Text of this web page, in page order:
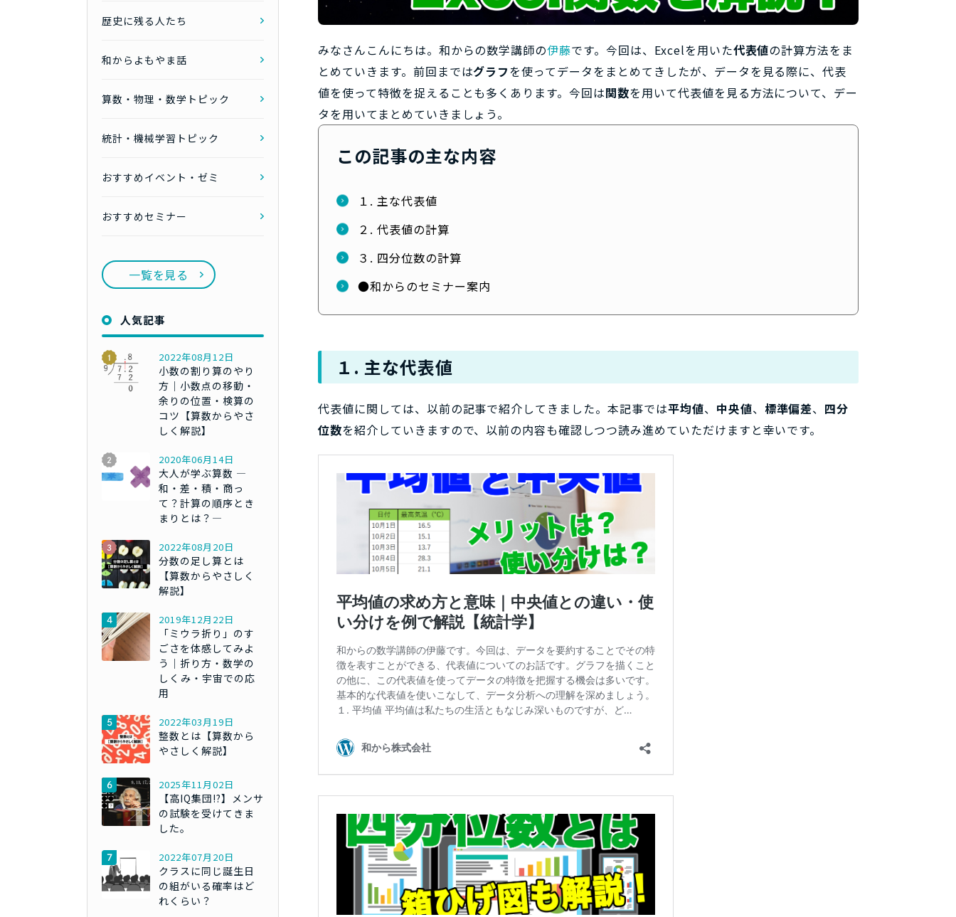
みなさんこんにちは。和からの数学講師の伊藤です。今回は、Excelを用いた代表値の計算方法をま
とめていきます。前回まではグラフを使ってデータをまとめてきしたが、データを見る際に、代表
値を使って特徴を捉えることも多くあります。今回は関数を用いて代表値を見る方法について、デー
タを用いてまとめていきましょう。
この記事の主な内容
１. 主な代表値
２. 代表値の計算
３. 四分位数の計算
●和からのセミナー案内
１. 主な代表値
代表値に関しては、以前の記事で紹介してきました。本記事では平均値、 中央値、 標準偏差、 四分
位数を紹介していきますので、以前の内容も確認しつつ読み進めていただけますと幸いです。
歴史に残る人たち
和からよもやま話
算数・物理・数学トピック
統計・機械学習トピック
おすすめイベント・ゼミ
おすすめセミナー
一覧を見る
人気記事
2022年08月12日
小数の割り算のやり
方｜小数点の移動・
余りの位置・検算の
コツ【算数からやさ
しく解説】
2020年06月14日
大人が学ぶ算数 ―
和・差・積・商っ
て？計算の順序とき
まりとは？―
2022年08月20日
分数の足し算とは
【算数からやさしく
解説】
2019年12月22日
「ミウラ折り」のす
ごさを体感してみよ
う｜折り方・数学の
しくみ・宇宙での応
用
2022年03月19日
整数とは【算数から
やさしく解説】
2025年11月02日
【高IQ集団!?】メンサ
の試験を受けてきま
した。
2022年07月20日
クラスに同じ誕生日
の組がいる確率はど
れくらい？